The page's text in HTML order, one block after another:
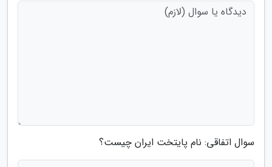
سوال اتفاقی: نام پایتخت ایران چیست؟